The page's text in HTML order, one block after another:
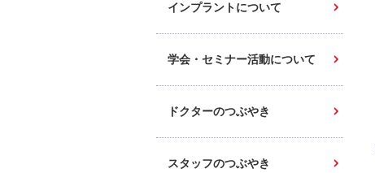
インプラントについて
学会・セミナー活動について
ドクターのつぶやき
スタッフのつぶやき